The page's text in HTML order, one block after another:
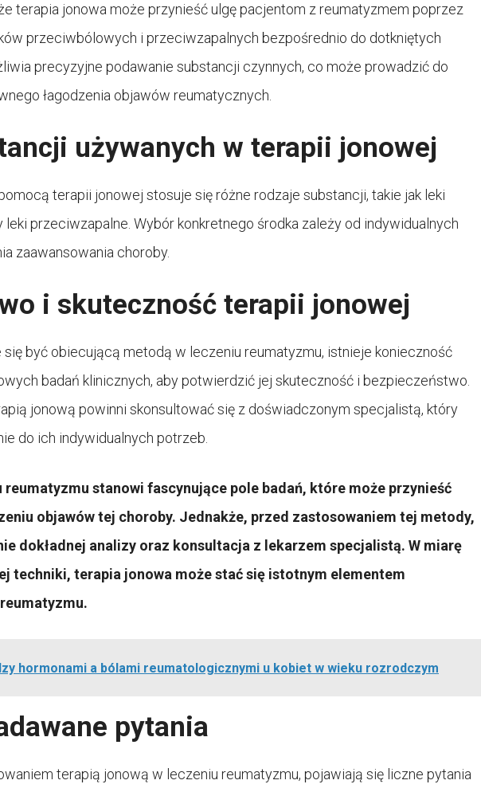
terapia jonowa może przynieść ulgę pacjentom z reumatyzmem poprzez
przeciwbólowych i przeciwzapalnych bezpośrednio do dotkniętych
precyzyjne podawanie substancji czynnych, co może prowadzić do
łagodzenia objawów reumatycznych.
używanych w terapii jonowej
terapii jonowej stosuje się różne rodzaje substancji, takie jak leki
przeciwzapalne. Wybór konkretnego środka zależy od indywidualnych
zaawansowania choroby.
i skuteczność terapii jonowej
być obiecującą metodą w leczeniu reumatyzmu, istnieje konieczność
badań klinicznych, aby potwierdzić jej skuteczność i bezpieczeństwo.
jonową powinni skonsultować się z doświadczonym specjalistą, który
do ich indywidualnych potrzeb.
reumatyzmu stanowi fascynujące pole badań, które może przynieść
objawów tej choroby. Jednakże, przed zastosowaniem tej metody,
dokładnej analizy oraz konsultacja z lekarzem specjalistą. W miarę
techniki, terapia jonowa może stać się istotnym elementem
hormonami a bólami reumatologicznymi u kobiet w wieku rozrodczym
pytania
terapią jonową w leczeniu reumatyzmu, pojawiają się liczne pytania